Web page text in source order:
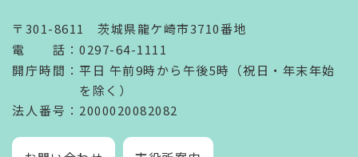
〒301-8611 茨城県龍ケ崎市3710番地
電話 ： 0297-64-1111
開庁時間 ： 平日 午前9時から午後5時（祝日・年末年始
を除く）
法人番号 ：2000020082082